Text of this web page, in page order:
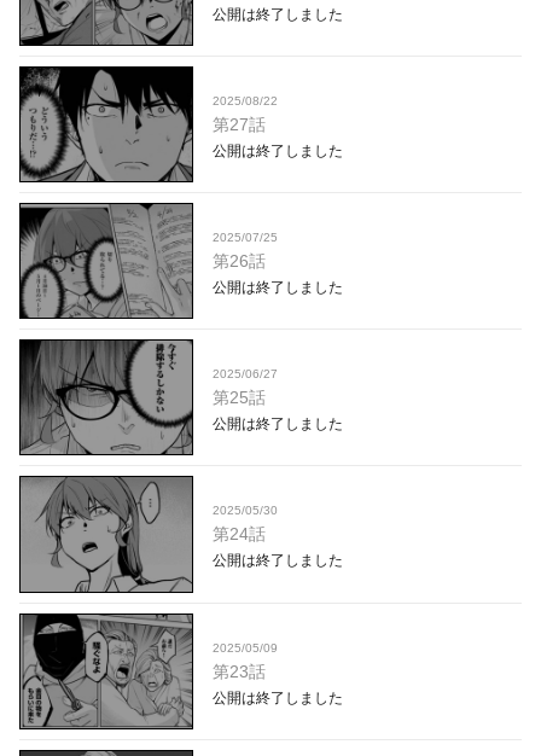
公開は終了しました
2025/08/22
第27話
公開は終了しました
2025/07/25
第26話
公開は終了しました
2025/06/27
第25話
公開は終了しました
2025/05/30
第24話
公開は終了しました
2025/05/09
第23話
公開は終了しました